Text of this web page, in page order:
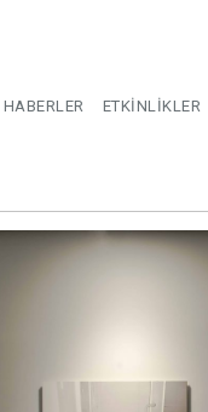
HABERLER ETKİNLİKLER